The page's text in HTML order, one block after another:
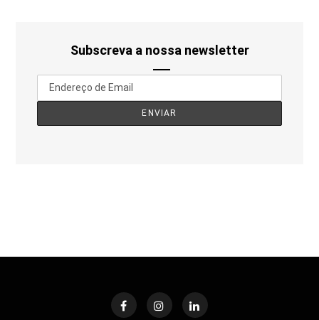
Subscreva a nossa newsletter